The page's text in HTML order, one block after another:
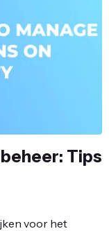
Tips
voor het